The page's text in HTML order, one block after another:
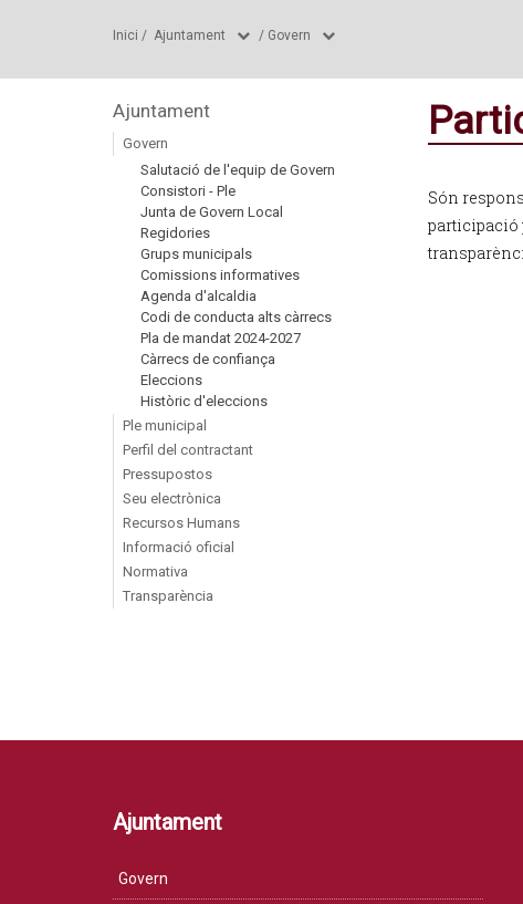
Inici / Ajuntament / Govern
Ajuntament
Govern
Salutació de l'equip de Govern
Consistori - Ple
Junta de Govern Local
Regidories
Grups municipals
Comissions informatives
Agenda d'alcaldia
Codi de conducta alts càrrecs
Pla de mandat 2024-2027
Càrrecs de confiança
Eleccions
Històric d'eleccions
Ple municipal
Perfil del contractant
Pressupostos
Seu electrònica
Recursos Humans
Informació oficial
Normativa
Transparència
Són
participació
Ajuntament
Govern